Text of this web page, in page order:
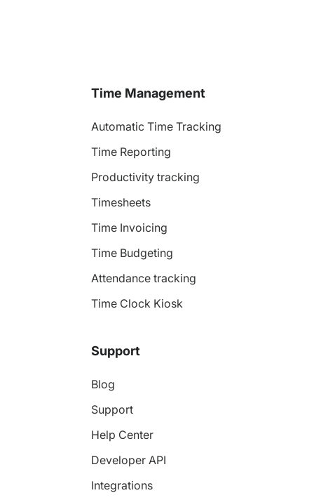
Time Management
Automatic Time Tracking
Time Reporting
Productivity tracking
Timesheets
Time Invoicing
Time Budgeting
Attendance tracking
Time Clock Kiosk
Support
Blog
Support
Help Center
Developer API
Integrations